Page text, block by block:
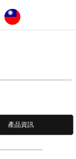
產品資訊